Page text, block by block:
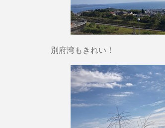
別府湾もきれい！